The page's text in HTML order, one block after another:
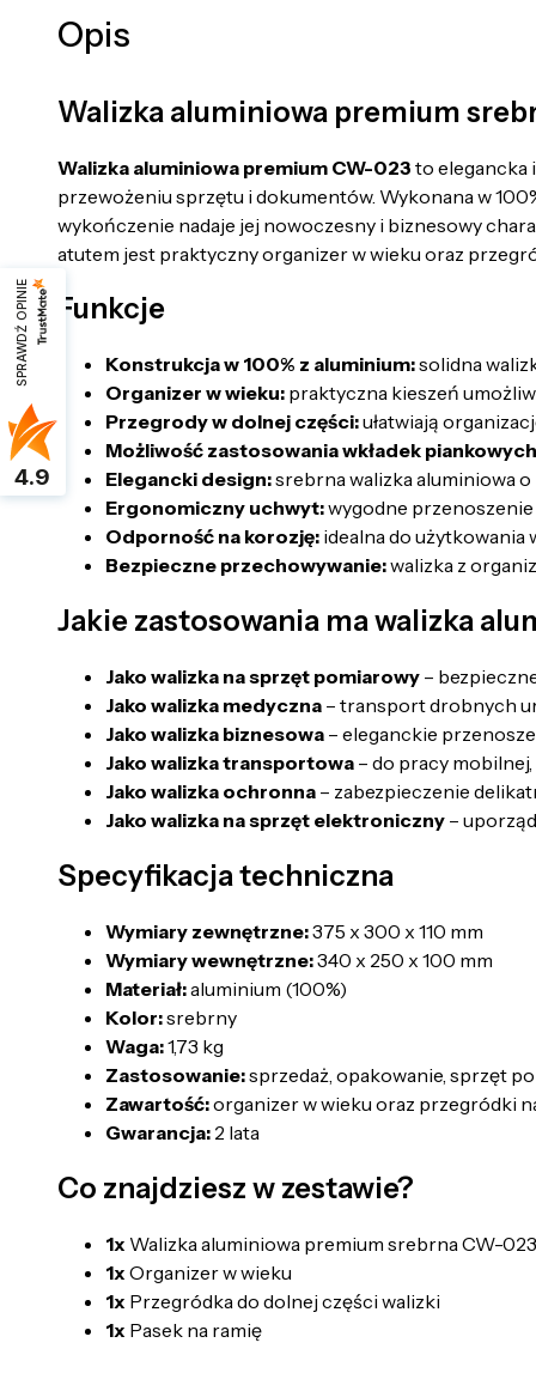
Opis
Walizka aluminiowa premium
Walizka aluminiowa premium CW-023 to elegancka
przewożeniu sprzętu i dokumentów. Wykonana w
wykończenie nadaje jej nowoczesny i biznesowy
atutem jest praktyczny organizer w wieku oraz
Funkcje
Konstrukcja w 100% z aluminium:solidna
Organizer w wieku: praktyczna kieszeń
Przegrody w dolnej części:ułatwiają
Możliwość zastosowania wkładek
Elegancki design:srebrna walizka aluminiowa
Ergonomiczny uchwyt:wygodne przenoszenie
Odporność na korozję: idealna do
Bezpieczne przechowywanie:walizka z
Jakie zastosowania ma walizka
Jako walizka na sprzęt pomiarowy –
Jako walizka medyczna – transport drobnych
Jako walizka biznesowa – eleganckie
Jako walizka transportowa – do pracy
Jako walizka ochronna – zabezpieczenie
Jako walizka na sprzęt elektroniczny –
Specyfikacja techniczna
Wymiary zewnętrzne:375 x 300 x 110 mm
Wymiary wewnętrzne:340 x 250 x 100 mm
Materiał:aluminium (100%)
Kolor:srebrny
Waga:1,73 kg
Zastosowanie:sprzedaż, opakowanie, sprzęt
Zawartość:organizer w wieku oraz przegródki
Gwarancja: 2 lata
Co znajdziesz w zestawie?
1x Walizka aluminiowa premium srebrna CW-023
1x Organizer w wieku
1x Przegródka do dolnej części walizki
1x Pasek na ramię
SPRAWDŹ OPINIE
4.9